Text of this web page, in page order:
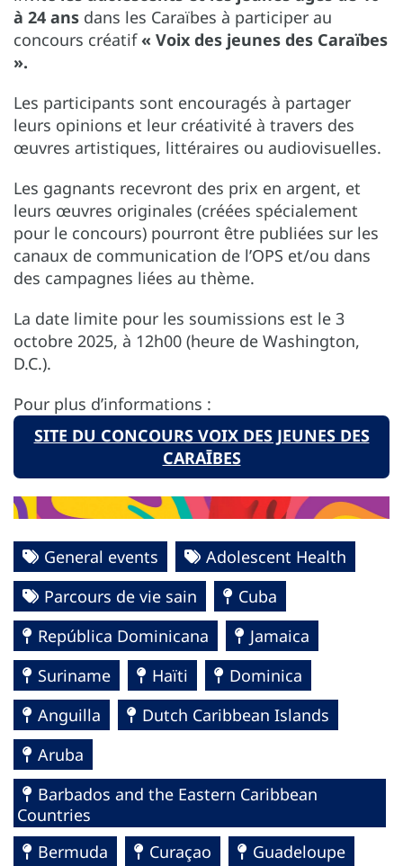
à 24 ans dans les Caraïbes à participer au
concours créatif « Voix des jeunes des Caraïbes
».
Les participants sont encouragés à partager
leurs opinions et leur créativité à travers des
œuvres artistiques, littéraires ou audiovisuelles.
Les gagnants recevront des prix en argent, et
leurs œuvres originales (créées spécialement
pour le concours) pourront être publiées sur les
canaux de communication de l’OPS et/ou dans
des campagnes liées au thème.
La date limite pour les soumissions est le 3
octobre 2025, à 12h00 (heure de Washington,
D.C.).
Pour plus d’informations :
SITE DU CONCOURS VOIX DES JEUNES DES
CARAĪBES
General events
Adolescent Health
Parcours de vie sain
Cuba
República Dominicana
Jamaica
Suriname
Haïti
Dominica
Anguilla
Dutch Caribbean Islands
Aruba
Barbados and the Eastern Caribbean
Countries
Bermuda
Curaçao Guadeloupe